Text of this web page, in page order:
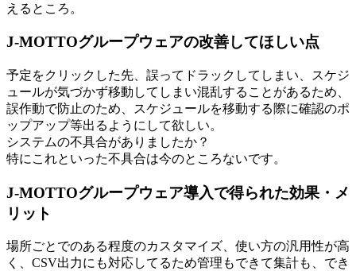
えるところ。
J-MOTTOグループウェアの改善してほしい点
予定をクリックした先、誤ってドラックしてしまい、スケジ
ュールが気づかず移動してしまい混乱することがあるため、
誤作動で防止のため、スケジュールを移動する際に確認のポ
ップアップ等出るようにして欲しい。
システムの不具合がありましたか？
特にこれといった不具合は今のところないです。
J-MOTTOグループウェア導入で得られた効果・メ
リット
場所ごとでのある程度のカスタマイズ、使い方の汎用性が高
く、CSV出力にも対応してるため管理もできて集計も、でき